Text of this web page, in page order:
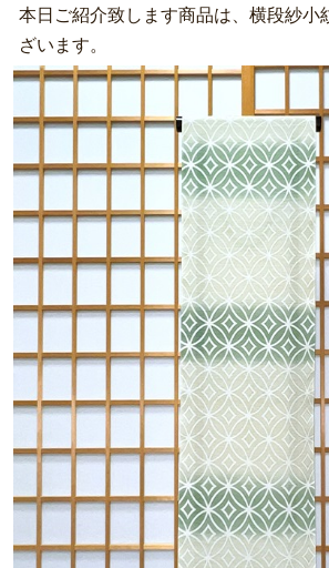
本日ご紹介致します商品は、横段紗小
ざいます。